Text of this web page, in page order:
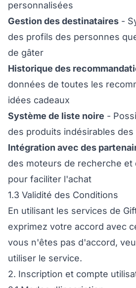
personnalisées
Gestion des destinataires -
des profils des personnes
de gâter
Historique des
données de toutes les
idées cadeaux
Système de liste noire -
des produits indésirables
Intégration avec des
des moteurs de recherche et
pour faciliter l'achat
1.3 Validité des Conditions
En utilisant les services de
exprimez votre accord avec
vous n'êtes pas d'accord,
utiliser le service.
2. Inscription et compte